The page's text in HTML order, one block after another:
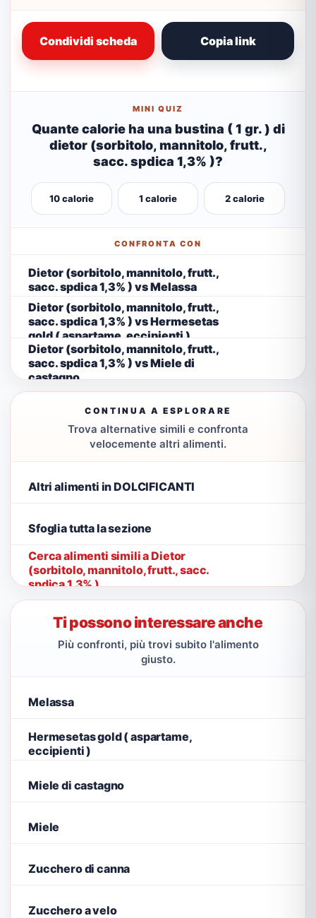
Condividi scheda Copia link
MINI QUIZ
Quante calorie ha una bustina ( 1 gr. ) di
dietor (sorbitolo, mannitolo, frutt.,
sacc. spdica 1,3% )?
10 calorie 1 calorie 2 calorie
CONFRONTA CON
Dietor (sorbitolo, mannitolo, frutt.,
sacc. spdica 1,3% ) vs Melassa
Dietor (sorbitolo, mannitolo, frutt.,
sacc. spdica 1,3% ) vs Hermesetas
gold ( aspartame, eccipienti )
Dietor (sorbitolo, mannitolo, frutt.,
sacc. spdica 1,3% ) vs Miele di
castagno
CONTINUA A ESPLORARE
Trova alternative simili e confronta
velocemente altri alimenti.
Altri alimenti in DOLCIFICANTI
Sfoglia tutta la sezione
Cerca alimenti simili a Dietor
(sorbitolo, mannitolo, frutt., sacc.
spdica 1,3% )
Ti possono interessare anche
Più confronti, più trovi subito l'alimento
giusto.
Melassa
Hermesetas gold ( aspartame,
eccipienti )
Miele di castagno
Miele
Zucchero di canna
Zucchero a velo